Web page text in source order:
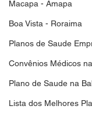
Macapa - Amapa
Boa Vista - Roraima
Planos de Saude
Convênios Médicos
Plano de Saude na
Lista dos Melhores